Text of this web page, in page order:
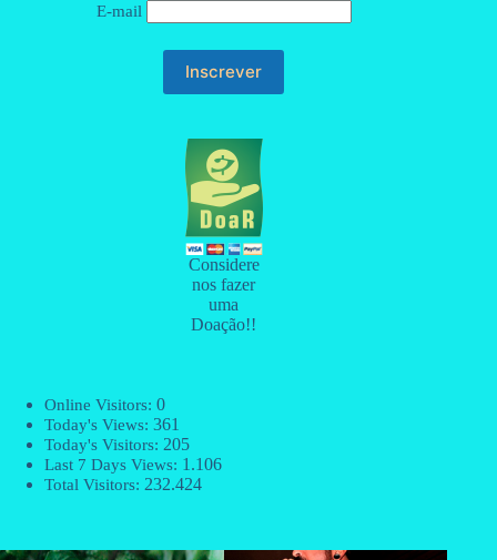
E-mail
Considere
nos fazer
uma
Doação!!
Online Visitors: 0
Today's Views: 361
Today's Visitors: 205
Last 7 Days Views: 1.106
Total Visitors: 232.424